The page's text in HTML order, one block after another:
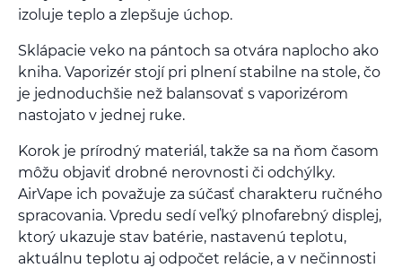
izoluje teplo a zlepšuje úchop.
Sklápacie veko na pántoch sa otvára naplocho ako
kniha. Vaporizér stojí pri plnení stabilne na stole, čo
je jednoduchšie než balansovať s vaporizérom
nastojato v jednej ruke.
Korok je prírodný materiál, takže sa na ňom časom
môžu objaviť drobné nerovnosti či odchýlky.
AirVape ich považuje za súčasť charakteru ručného
spracovania. Vpredu sedí veľký plnofarebný displej,
ktorý ukazuje stav batérie, nastavenú teplotu,
aktuálnu teplotu aj odpočet relácie, a v nečinnosti